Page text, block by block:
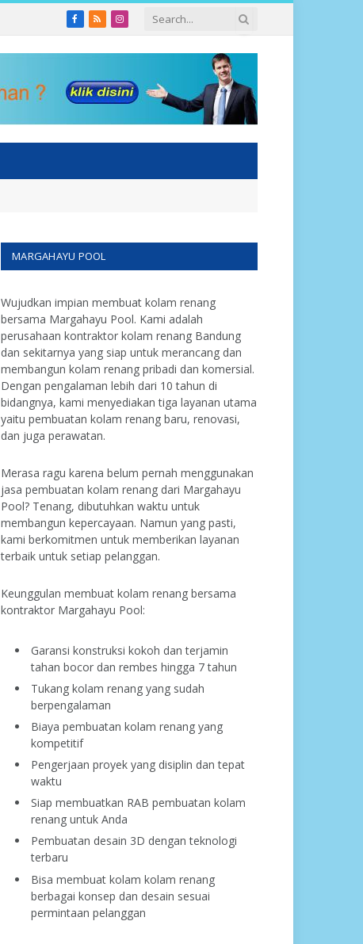
Facebook
RSSInstagram
MARGAHAYU POOL
Wujudkan impian membuat kolam renang
bersama Margahayu Pool. Kami adalah
perusahaan kontraktor kolam renang Bandung
dan sekitarnya yang siap untuk merancang dan
membangun kolam renang pribadi dan komersial.
Dengan pengalaman lebih dari 10 tahun di
bidangnya, kami menyediakan tiga layanan utama
yaitu pembuatan kolam renang baru, renovasi,
dan juga perawatan.
Merasa ragu karena belum pernah menggunakan
jasa pembuatan kolam renang dari Margahayu
Pool? Tenang, dibutuhkan waktu untuk
membangun kepercayaan. Namun yang pasti,
kami berkomitmen untuk memberikan layanan
terbaik untuk setiap pelanggan.
Keunggulan membuat kolam renang bersama
kontraktor Margahayu Pool:
Garansi konstruksi kokoh dan terjamin
tahan bocor dan rembes hingga 7 tahun
Tukang kolam renang yang sudah
berpengalaman
Biaya pembuatan kolam renang yang
kompetitif
Pengerjaan proyek yang disiplin dan tepat
waktu
Siap membuatkan RAB pembuatan kolam
renang untuk Anda
Pembuatan desain 3D dengan teknologi
terbaru
Bisa membuat kolam kolam renang
berbagai konsep dan desain sesuai
permintaan pelanggan